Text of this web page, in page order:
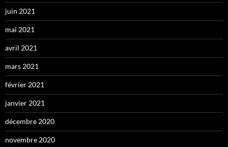
juin 2021
mai 2021
avril 2021
mars 2021
février 2021
janvier 2021
décembre 2020
novembre 2020